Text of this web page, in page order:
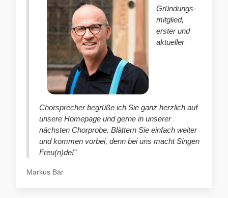
Gründungs-
mitglied,
erster und
aktueller
Chorsprecher begrüße ich Sie ganz herzlich auf
unsere Homepage und gerne in unserer
nächsten Chorprobe. Blättern Sie einfach weiter
und kommen vorbei, denn bei uns macht Singen
Freu(n)de!"
Markus Bär